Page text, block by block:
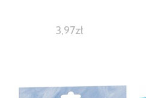
3,97zł